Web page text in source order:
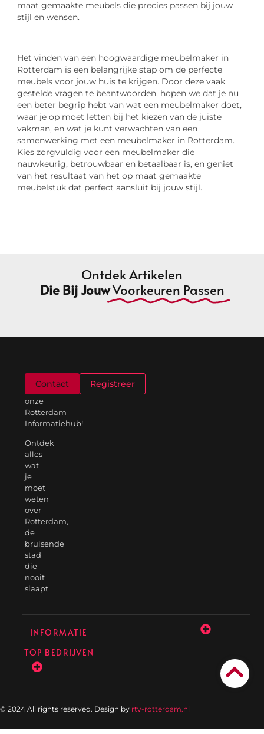
maat gemaakte meubels die precies passen bij jouw
stijl en wensen.
Het vinden van een hoogwaardige meubelmaker in
Rotterdam is een belangrijke stap om de perfecte
meubels voor jouw huis te krijgen. Door deze vaak
gestelde vragen te beantwoorden, hopen we dat je nu
een beter begrip hebt van wat een meubelmaker doet,
waar je op moet letten bij het kiezen van de juiste
vakman, en wat je kunt verwachten van een
samenwerking met een meubelmaker in Rotterdam.
Kies zorgvuldig voor een meubelmaker die
nauwkeurig, betrouwbaar en betaalbaar is, en geniet
van het resultaat van het op maat gemaakte
meubelstuk dat perfect aansluit bij jouw stijl.
Ontdek Artikelen
Die Bij JouwVoorkeuren Passen
onze
Rotterdam
Informatiehub!
Ontdek
alles
wat
je
moet
weten
over
Rotterdam,
de
bruisende
stad
die
nooit
slaapt
Contact Registreer
INFORMATIE
TOP BEDRIJVEN
© 2024 All rights reserved. Design by rtv-rotterdam.nl